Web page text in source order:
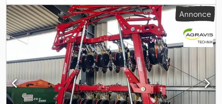
0011 Machine : PRE0003757 0012 *Machine de démonstration*
Châssis repliable Precea 6000-2CC 0030 Espacement des rangs :
75 cm - 8 rangs 0040 COUNTRY-DE Spécification pays :
Allemagne 0050 LANG01-DE-DE Documentation en langue
allemande Roues de support larges, placées devant les rangs de
semences Hydraulique de confort pour ISOBUS 0080
Entraînement hydraulique du ventilateur 0090 Entraînement du
ventilateur avec moteur hydraulique de 6,2 cm³ Raccordement
hydraulique pour vis de remplissage ou pour fonctionnement
hydraulique Prise d’air du ventilateur Éclairage avant pour la
Annonce